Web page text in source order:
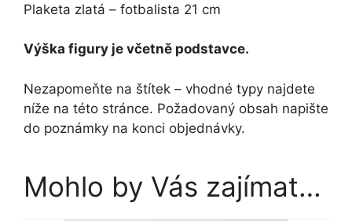
Plaketa zlatá – fotbalista 21 cm
Výška figury je včetně podstavce.
Nezapomeňte na štítek – vhodné typy najdete
níže na této stránce. Požadovaný obsah napište
do poznámky na konci objednávky.
Mohlo by Vás zajímat…